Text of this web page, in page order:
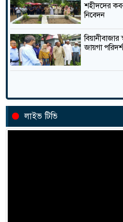
জনবল ও
সংকটে
জন্মহার
তাজা
তাজা
শহীদদের
নিবেদন
বিয়ানীবাজার
জায়গা
লাইভ টিভি